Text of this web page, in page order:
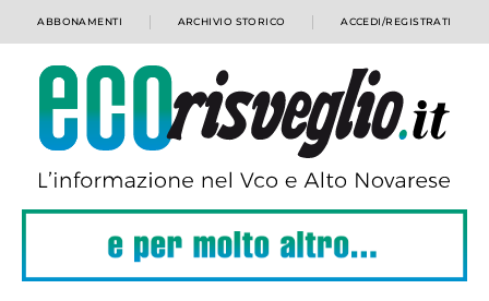
ABBONAMENTI ARCHIVIO STORICO ACCEDI/REGISTRATI